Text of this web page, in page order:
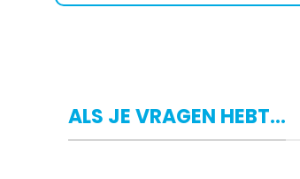
ALS JE VRAGEN HEBT...